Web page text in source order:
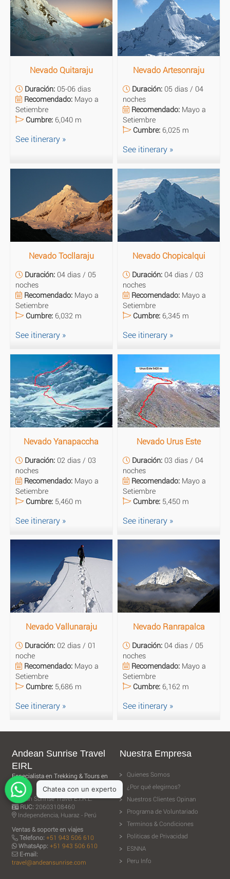
Nevado Quitaraju
Duración:05-06 dias
Recomendado:Mayo a
Setiembre
Cumbre:6,040 m
See itinerary »
Nevado Artesonraju
Duración: 05 dias / 04
noches
Recomendado: Mayo a
Setiembre
Cumbre: 6,025 m
See itinerary »
Nevado Tocllaraju
Duración:04 dias / 05
noches
Recomendado:Mayo a
Setiembre
Cumbre:6,032 m
See itinerary »
Nevado Chopicalqui
Duración: 04 dias / 03
noches
Recomendado: Mayo a
Setiembre
Cumbre: 6,345 m
See itinerary »
Nevado Yanapaccha
Duración:02 dias / 03
noches
Recomendado:Mayo a
Setiembre
Cumbre:5,460 m
See itinerary »
Nevado Urus Este
Duración: 03 dias / 04
noches
Recomendado: Mayo a
Setiembre
Cumbre: 5,450 m
See itinerary »
Nevado Vallunaraju
Duración:02 dias / 01
noche
Recomendado:Mayo a
Setiembre
Cumbre:5,686 m
See itinerary »
Nevado Ranrapalca
Duración: 04 dias / 05
noches
Recomendado: Mayo a
Setiembre
Cumbre: 6,162 m
See itinerary »
Andean Sunrise Travel
EIRL
Especialista en Trekking & Tours en
Perú
Andean Sunrise Travel E.I.R.L.
RUC: 20603108460
Independencia, Huaraz - Perú
Ventas & soporte en viajes
Telefono: +51 943 506 610
WhatsApp: +51 943 506 610
E-mail:
travel@andeansunrise.com
Nuestra Empresa
Quienes Somos
¿Por qué elegirnos?
Nuestros Clientes Opinan
Programa de Voluntariado
Terminos & Condiciones
Politicas de Privacidad
ESNNA
Peru Info